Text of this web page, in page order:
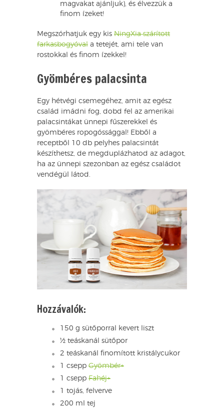
magvakat ajánljuk), és élvezzük a
finom ízeket!
Megszórhatjuk egy kis NingXia szárított
farkasbogyóval a tetejét, ami tele van
rostokkal és finom ízekkel!
Gyömbéres palacsinta
Egy hétvégi csemegéhez, amit az egész
család imádni fog, dobd fel az amerikai
palacsintákat ünnepi fűszerekkel és
gyömbéres ropogóssággal! Ebből a
receptből 10 db pelyhes palacsintát
készíthetsz, de megduplázhatod az adagot,
ha az ünnepi szezonban az egész családot
vendégül látod.
Hozzávalók:
150 g sütőporral kevert liszt
½ teáskanál sütőpor
2 teáskanál finomított kristálycukor
1 csepp Gyömbér+
1 csepp Fahéj+
1 tojás, felverve
200 ml tej